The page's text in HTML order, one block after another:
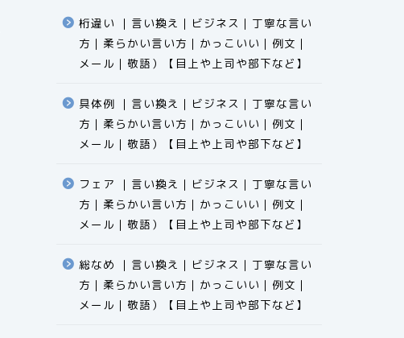
桁違い ｜言い換え｜ビジネス｜丁寧な言い
方｜柔らかい言い方｜かっこいい｜例文｜
メール｜敬語）【目上や上司や部下など】​​​​​​​​​​​​​​​​
具体例 ｜言い換え｜ビジネス｜丁寧な言い
方｜柔らかい言い方｜かっこいい｜例文｜
メール｜敬語）【目上や上司や部下など】​​​​​​​​​​​​​​​​
フェア ｜言い換え｜ビジネス｜丁寧な言い
方｜柔らかい言い方｜かっこいい｜例文｜
メール｜敬語）【目上や上司や部下など】​​​​​​​​​​​​​​​​
総なめ ｜言い換え｜ビジネス｜丁寧な言い
方｜柔らかい言い方｜かっこいい｜例文｜
メール｜敬語）【目上や上司や部下など】​​​​​​​​​​​​​​​​